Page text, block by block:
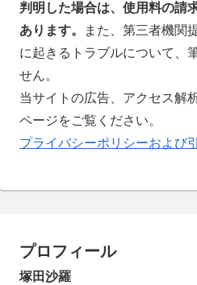
判明した場合は、使用料の請
あります。
また、第三者機関
に起きるトラブルについて、
せん。
当サイトの広告、アクセス解
ページをご覧ください。
プライバシーポリシーおよび
プロフィール
塚田沙羅